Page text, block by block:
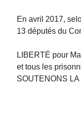
En avril 2017,
13 députés du
LIBERTÉ pour
et tous les
SOUTENONS